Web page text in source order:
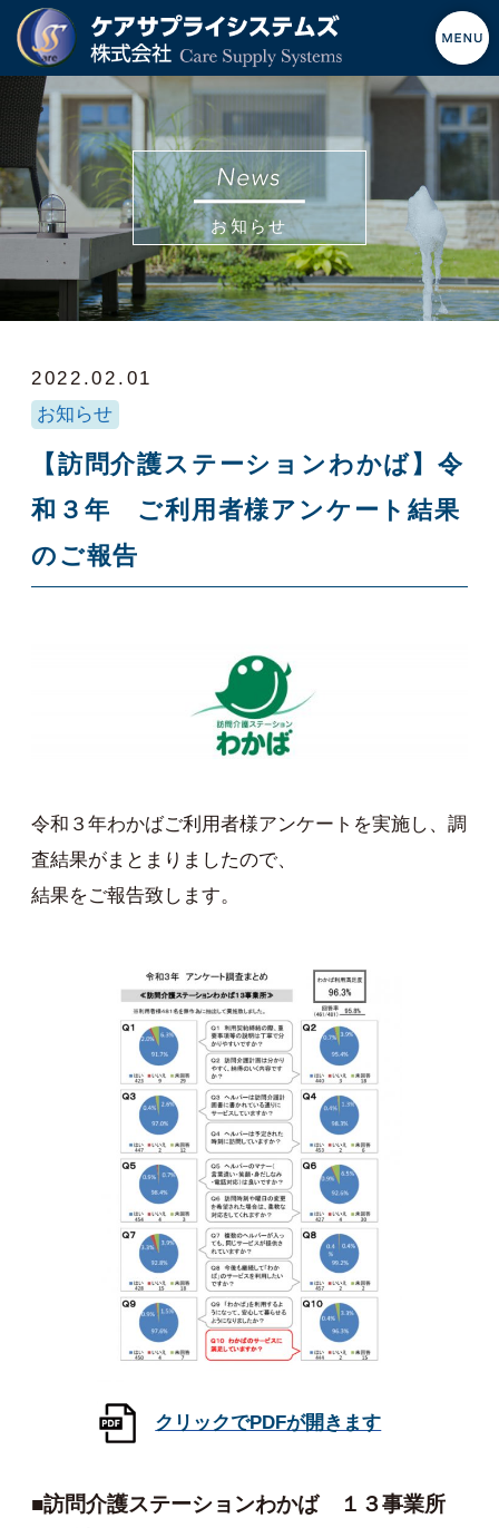
お知らせ
2022.02.01
お知らせ
【訪問介護ステーションわかば】令
和３年 ご利用者様アンケート結果
のご報告
令和３年わかばご利用者様アンケートを実施し、調
査結果がまとまりましたので、
結果をご報告致します。
■訪問介護ステーションわかば １３事業所